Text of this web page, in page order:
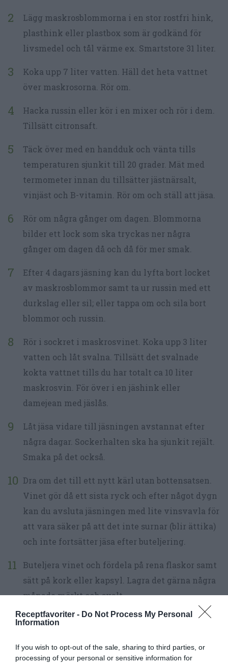
Receptfavoriter - Do Not Process My Personal
Information
If you wish to opt-out of the sale, sharing to third parties, or
processing of your personal or sensitive information for
Lägg maskrosblommorna i en stor rostfri hink,
plasthink eller plastbox som är godkänd för
livsmedel och tål värme ex. Smartstore 31 liter.
Koka upp 7 liter vatten. Häll det heta vattnet
över maskrosorna. Rör om.
Hacka russin eller kör i en mixer och rör i dem.
Tillsätt citronsaft.
Täck över med en handduk och vänta tills
temperaturen sjunkit till 20 grader. Mät med
termometer innan du tillsätter jästnärsalt,
vinjäst och B-vitamin. Rör om och ställ att jäsa.
Rör om några gånger om dagen. Blommorna
bilder ett lock som ska tryckas ner några
gånger om dagen då och då för mer smak.
Efter 4 dagars jäsning kan du lyfta bort locket
av maskrosblommor samt ta ur russin med ett
durkslag eller sil; eller tappa om och sila bort
blommor och russin.
Rör i sockret i maskrosvinet. Koka upp 3 liter
vatten och låt svalna. Tillsätt det svalnade
kokta vattnet tills du har totalt ca 10 liter
maskrosvin. För över i en jäshink eller
damejean med jäslås.
Låt jäsa vidare till jäsningen avstannat efter
några dagar. Sockerhalten ska ha sjunkit rejält.
Smaka på det också.
Dra om det till ett nytt kärl utan bottensatsen.
Vinet gör då ett sista ryck och efter något dygn
kan du avsluta jäsningen med lite vinsvavla för
att vara säker på att det inte surnar (blir ättika)
och inte fortsätter jäsa efter buteljering.
Buteljera vinet och fördela på rena flaskor samt
sätt på kork eller kapsyl. Lagra det gärna några
månade mörkt och svalt.